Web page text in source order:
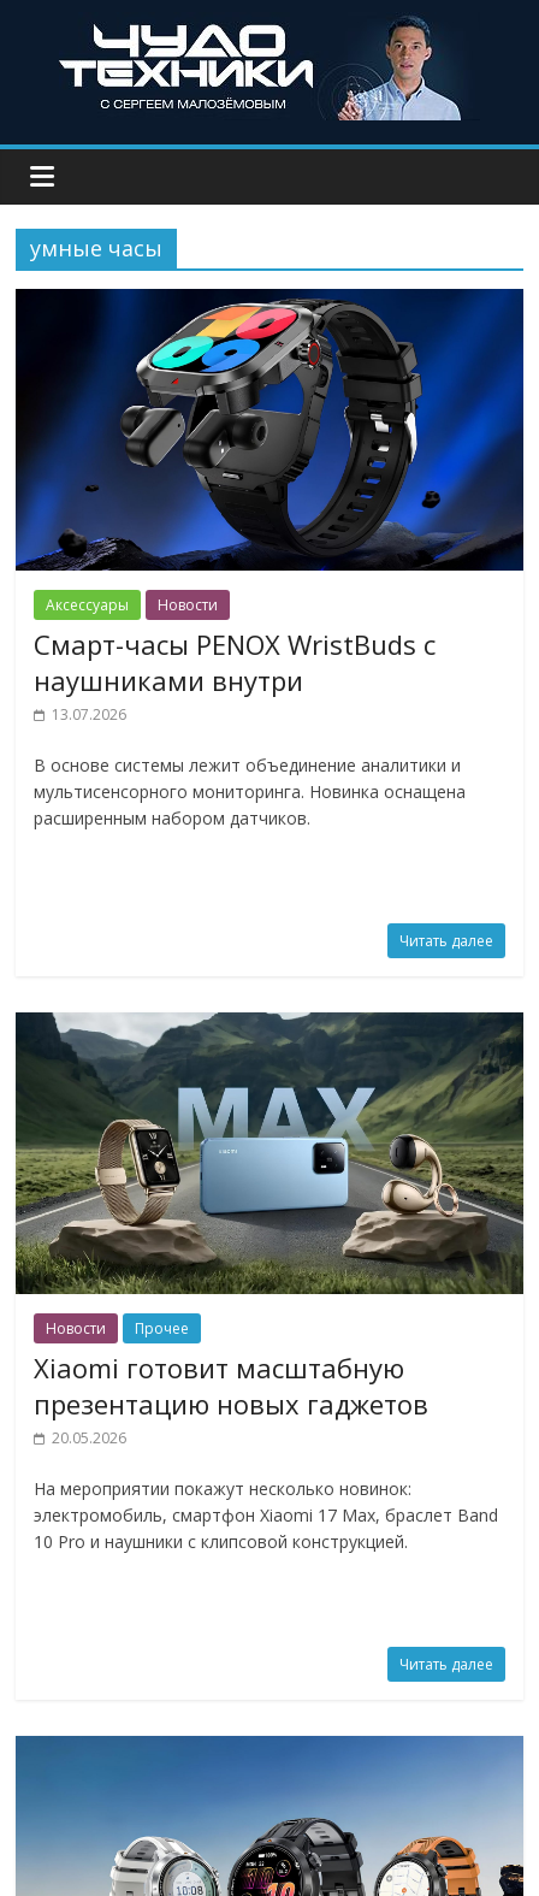
умные часы
Аксессуары Новости
Смарт-часы PENOX WristBuds с
наушниками внутри
13.07.2026
В основе системы лежит объединение аналитики и
мультисенсорного мониторинга. Новинка оснащена
расширенным набором датчиков.
Читать далее
Новости Прочее
Xiaomi готовит масштабную
презентацию новых гаджетов
20.05.2026
На мероприятии покажут несколько новинок:
электромобиль, смартфон Xiaomi 17 Max, браслет Band
10 Pro и наушники с клипсовой конструкцией.
Читать далее